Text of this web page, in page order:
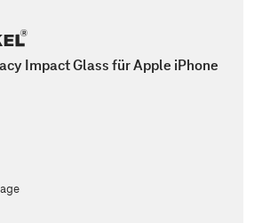
Impact Glass für Apple iPhone